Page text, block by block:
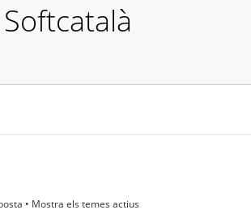
• Mostra els temes actius